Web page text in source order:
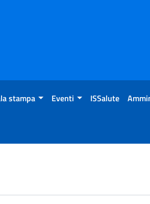
stampa Eventi ISSalute